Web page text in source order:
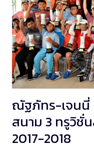
ณัฐภัทร-เจนนี่
สนาม 3 ทรูวิชั่
2017-2018